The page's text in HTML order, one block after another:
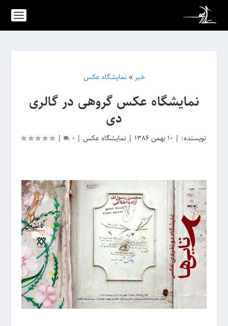
خبر »نمایشگاه عکس
نمایشگاه عکس گروهی در گالری
دی
نویسنده: | 10 بهمن 1386 | نمایشگاه عکس |
0
|